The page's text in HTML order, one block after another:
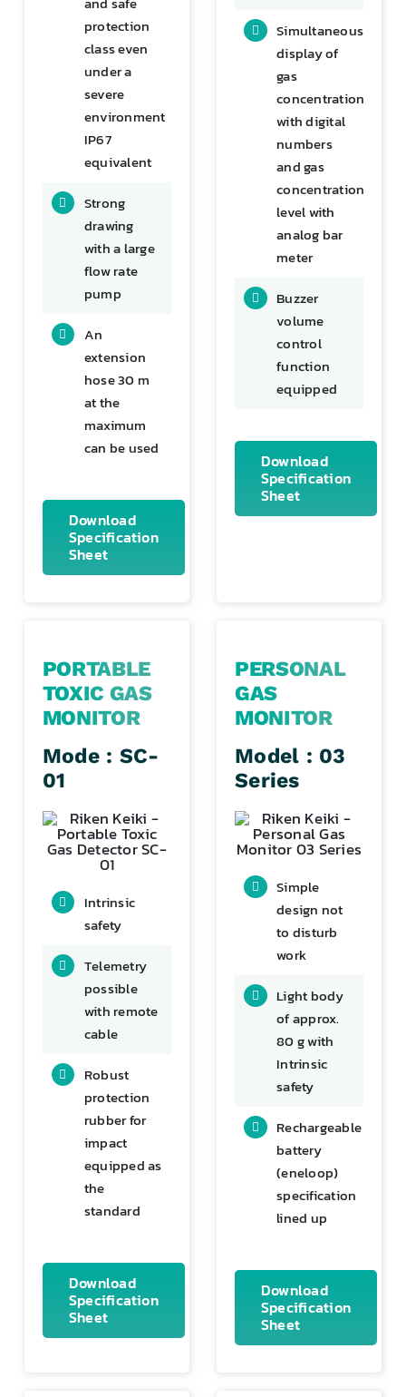
protection
class even
under a
severe
environment
IP67
equivalent
Strong
drawing
with a large
flow rate
pump
An
extension
hose 30 m
at the
maximum
can be used
Download
Specification
Sheet
Simultaneous
display of
gas
concentration
with digital
numbers
and gas
concentration
level with
analog bar
meter
Buzzer
volume
control
function
equipped
Download
Specification
Sheet
PORTABLE
TOXIC GAS
MONITOR
Mode : SC-
01
Intrinsic
safety
Telemetry
possible
with remote
cable
Robust
protection
rubber for
impact
equipped as
the
standard
Download
Specification
Sheet
PERSONAL
GAS
MONITOR
Model : 03
Series
Simple
design not
to disturb
work
Light body
of approx.
80 g with
Intrinsic
safety
Rechargeable
battery
(eneloop)
specification
lined up
Download
Specification
Sheet